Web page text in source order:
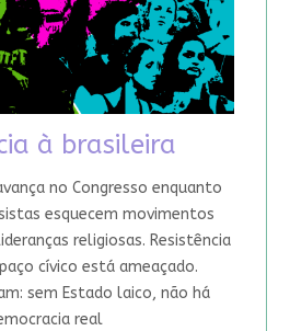
à brasileira
no Congresso enquanto
esquecem movimentos
religiosas. Resistência
cívico está ameaçado.
sem Estado laico, não há
real